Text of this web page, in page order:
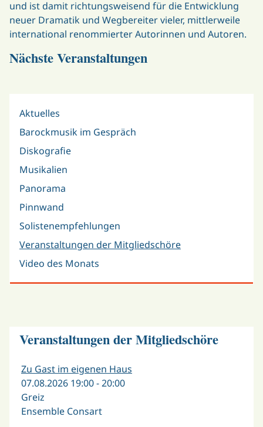
und ist damit richtungsweisend für die Entwicklung
neuer Dramatik und Wegbereiter vieler, mittlerweile
international renommierter Autorinnen und Autoren.
Nächste Veranstaltungen
Aktuelles
Barockmusik im Gespräch
Diskografie
Musikalien
Panorama
Pinnwand
Solistenempfehlungen
Veranstaltungen der Mitgliedschöre
Video des Monats
Veranstaltungen der Mitgliedschöre
Zu Gast im eigenen Haus
07.08.2026 19:00 - 20:00
Greiz
Ensemble Consart